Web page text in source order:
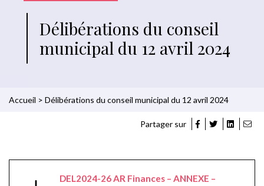
Délibérations du conseil
municipal du 12 avril 2024
Accueil > Délibérations du conseil municipal du 12 avril 2024
Partager sur
DEL2024-26 AR Finances – ANNEXE –